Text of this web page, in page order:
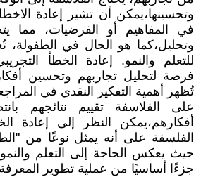
وتحسينها،يمكن أن تشير إعادة
في المفاهيم أو الفرضيات، مما
وتحليل،كما هو الحال في الطفولة،
للتعلم والنمو. إعادة الخطأ
فرصة لتحليل تجاربهم وتحسين
تُظهر أهمية التفكير النقدي في
على الفلاسفة تقييم نتائجهم
أفكارهم،يمكن النظر إلى إعادة
الفلسفة على أنه يمثل نوعًا من
حيث يعكس الحاجة إلى التعلم والنمو
جزءًا أساسيًا من عملية تطوير